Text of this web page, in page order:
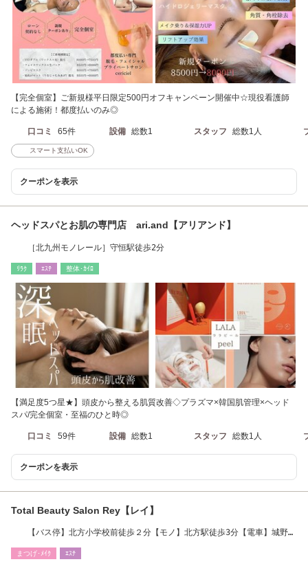
【完全個室】ご新規様平日限定500円オフキャンペーン開催中☆現役看護師
による施術！都度払いのみ◎
口コミ 65件 設備 総数1 スタッフ 総数1人
スマート支払いOK
クーポンを表示
ヘッドスパとお肌の専門店 ari.and【アリアンド】
［北九州モノレール］守恒駅徒歩2分
ﾘﾗｸ ｴｽﾃ 整体･ｶｲﾛ
【満足度5つ星★】頭皮から整える肌質改善◇プラズマ×韓国肌管理×ヘッド
スパ/完全個室・至福のひと時◎
口コミ 59件 設備 総数1 スタッフ 総数1人
クーポンを表示
Total Beauty Salon Rey【レイ】
【バス停】北方小学校前徒歩２分【モノ】北方駅徒歩3分【電車】城野駅
まつげ･ﾒｲｸ ｴｽﾃ